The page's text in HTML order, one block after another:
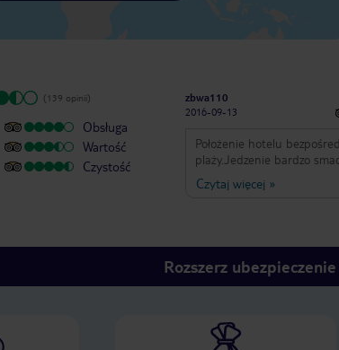
(139 opinii)
Obsługa
Wartość
Czystość
zbwa110
2016-09-13
Położenie hotelu
plaży.Jedzenie bardzo
potraw regionalnych w tym
morza. Obsługa miła i
Czytaj więcej »
Rozszerz